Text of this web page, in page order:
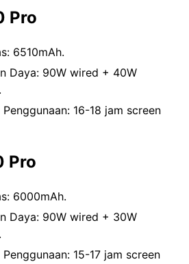
Pro
6510mAh.
Daya: 90W wired + 40W
Penggunaan: 16-18 jam screen
Pro
6000mAh.
Daya: 90W wired + 30W
Penggunaan: 15-17 jam screen